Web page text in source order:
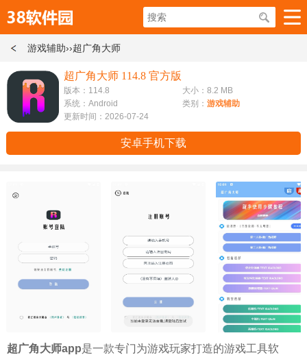
游戏辅助››超广角大师
超广角大师 114.8 官方版
版本：114.8
大小：8.2 MB
系统：Android
类别： 游戏辅助
更新时间：2026-07-24
安卓手机下载
超广角大师app是一款专门为游戏玩家打造的游戏工具软